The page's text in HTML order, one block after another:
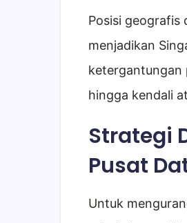
Posisi geografis
menjadikan
ketergantungan
hingga kendali
Strategi
Pusat
Untuk